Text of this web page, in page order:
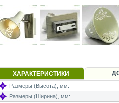
ХАРАКТЕРИСТИКИ
Размеры (Высота), мм:
Размеры (Ширина), мм: